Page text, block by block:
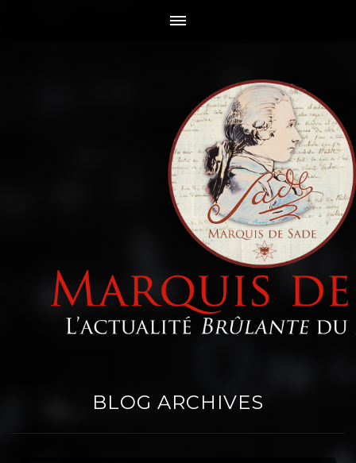
BLOG ARCHIVES